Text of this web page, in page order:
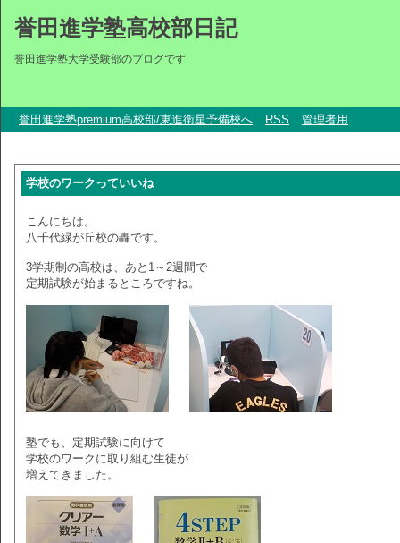
誉田進学塾高校部日記
誉田進学塾大学受験部のブログです
誉田進学塾premium高校部/東進衛星予備校へ RSS 管理者用
学校のワークっていいね
こんにちは。
八千代緑が丘校の轟です。
3学期制の高校は、あと1～2週間で
定期試験が始まるところですね。
塾でも、定期試験に向けて
学校のワークに取り組む生徒が
増えてきました。